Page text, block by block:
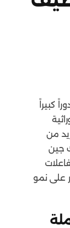
كبيراً
من
جين
على نمو